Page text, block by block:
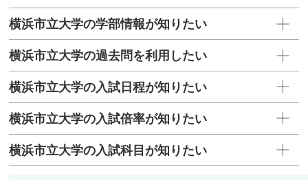
横浜市立大学の学部情報が知りたい
横浜市立大学の過去問を利用したい
横浜市立大学の入試日程が知りたい
横浜市立大学の入試倍率が知りたい
横浜市立大学の入試科目が知りたい